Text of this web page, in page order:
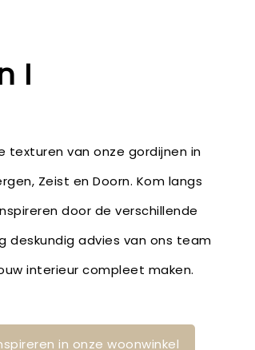
I
texturen van onze gordijnen in
Zeist en Doorn. Kom langs
door de verschillende
deskundig advies van ons team
interieur compleet maken.
in onze woonwinkel